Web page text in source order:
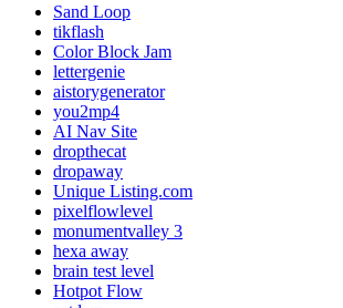
Sand Loop
tikflash
Color Block Jam
lettergenie
aistorygenerator
you2mp4
AI Nav Site
dropthecat
dropaway
Unique Listing.com
pixelflowlevel
monumentvalley 3
hexa away
brain test level
Hotpot Flow